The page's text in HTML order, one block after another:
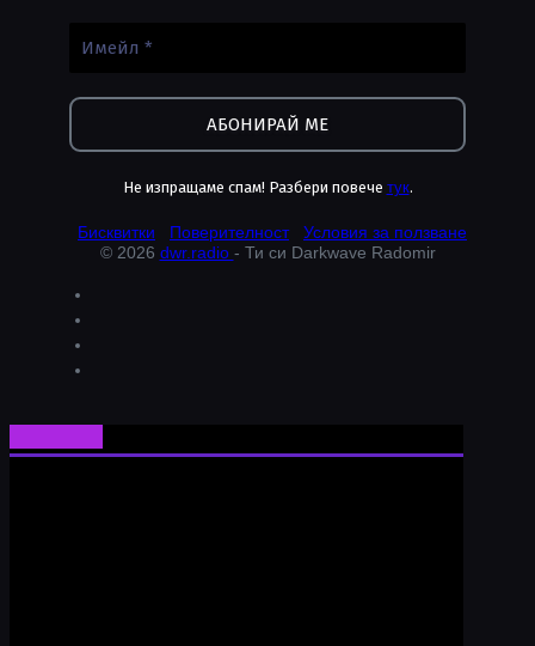
Не изпращаме спам! Разбери повече тук.
Бисквитки Поверителност
Условия за ползване
© 2026 dwr.radio - Ти си Darkwave Radomir